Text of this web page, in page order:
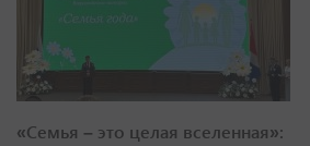
«Семья – это целая вселенная»: